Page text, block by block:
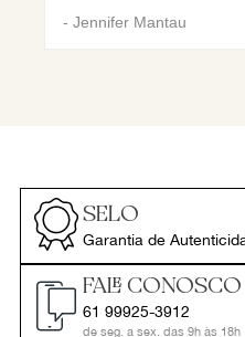
- Jennifer Mantau
SELO
Garantia de
FALE CONOSCO
61 99925-3912
de seg. a sex. das 9h às 18h